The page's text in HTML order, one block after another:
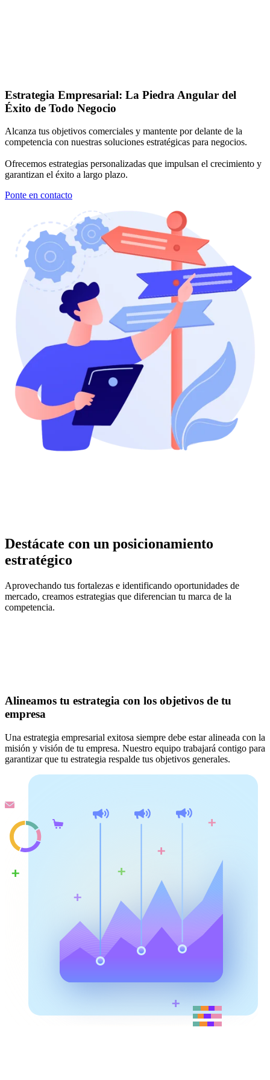
Estrategia Empresarial: La Piedra Angular del
Éxito de Todo Negocio
Alcanza tus objetivos comerciales y mantente por delante de la
competencia con nuestras soluciones estratégicas para negocios.
Ofrecemos estrategias personalizadas que impulsan el crecimiento y
garantizan el éxito a largo plazo.
Ponte en contacto
Destácate con un posicionamiento
estratégico
Aprovechando tus fortalezas e identificando oportunidades de
mercado, creamos estrategias que diferencian tu marca de la
competencia.
Alineamos tu estrategia con los objetivos de tu
empresa
Una estrategia empresarial exitosa siempre debe estar alineada con la
misión y visión de tu empresa. Nuestro equipo trabajará contigo para
garantizar que tu estrategia respalde tus objetivos generales.